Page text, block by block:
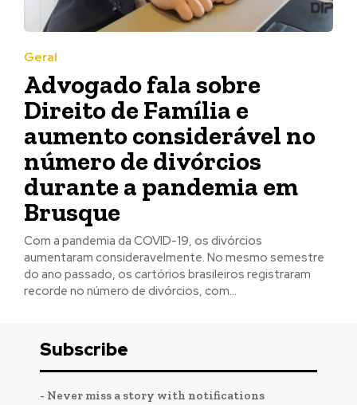
Geral
Advogado fala sobre
Direito de Família e
aumento considerável no
número de divórcios
durante a pandemia em
Brusque
Com a pandemia da COVID-19, os divórcios
aumentaram consideravelmente. No mesmo semestre
do ano passado, os cartórios brasileiros registraram
recorde no número de divórcios, com...
Subscribe
- Never miss a story with notifications